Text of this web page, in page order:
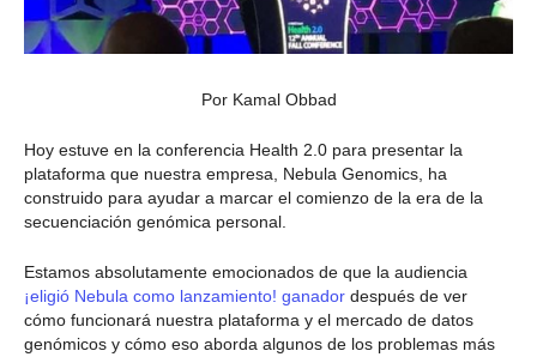
Por Kamal Obbad
Hoy estuve en la conferencia Health 2.0 para presentar la
plataforma que nuestra empresa, Nebula Genomics, ha
construido para ayudar a marcar el comienzo de la era de la
secuenciación genómica personal.
Estamos absolutamente emocionados de que la audiencia
¡eligió Nebula como lanzamiento! ganador después de ver
cómo funcionará nuestra plataforma y el mercado de datos
genómicos y cómo eso aborda algunos de los problemas más